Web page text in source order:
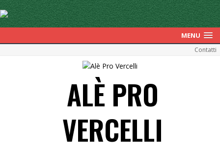
MENU
Contatti
ALÈ PRO
VERCELLI